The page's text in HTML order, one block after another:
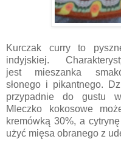
Kurczak curry to
indyjskiej.
jest mieszanka
słonego i pikantnego.
przypadnie do gustu
Mleczko kokosowe
kremówką 30%, a
użyć mięsa obranego z